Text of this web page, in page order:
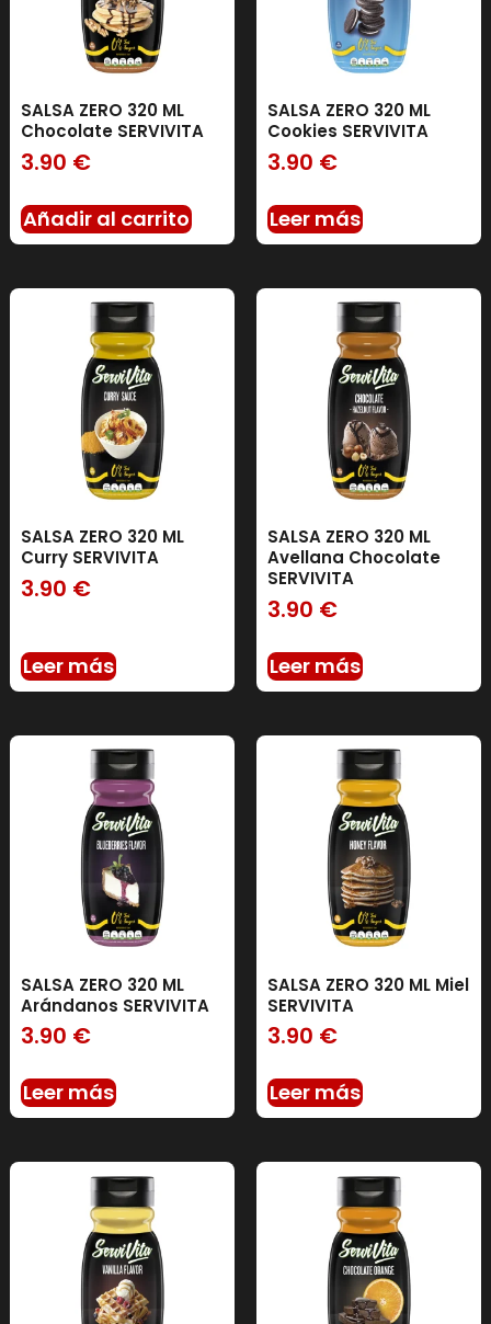
SALSA ZERO 320 ML
Chocolate SERVIVITA
3.90 €
Añadir al carrito
SALSA ZERO 320 ML
Cookies SERVIVITA
3.90 €
Leer más
SALSA ZERO 320 ML
Curry SERVIVITA
3.90 €
Leer más
SALSA ZERO 320 ML
Avellana Chocolate
SERVIVITA
3.90 €
Leer más
SALSA ZERO 320 ML
Arándanos SERVIVITA
3.90 €
Leer más
SALSA ZERO 320 ML Miel
SERVIVITA
3.90 €
Leer más